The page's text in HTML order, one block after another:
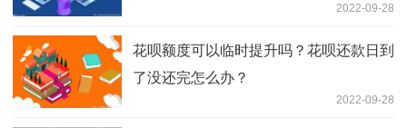
2022-09-28
花呗额度可以临时提升吗？花呗还款日到
了没还完怎么办？
2022-09-28